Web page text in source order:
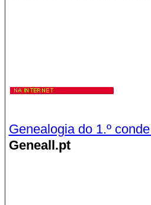
Genealogia do 1.º
Geneall.pt